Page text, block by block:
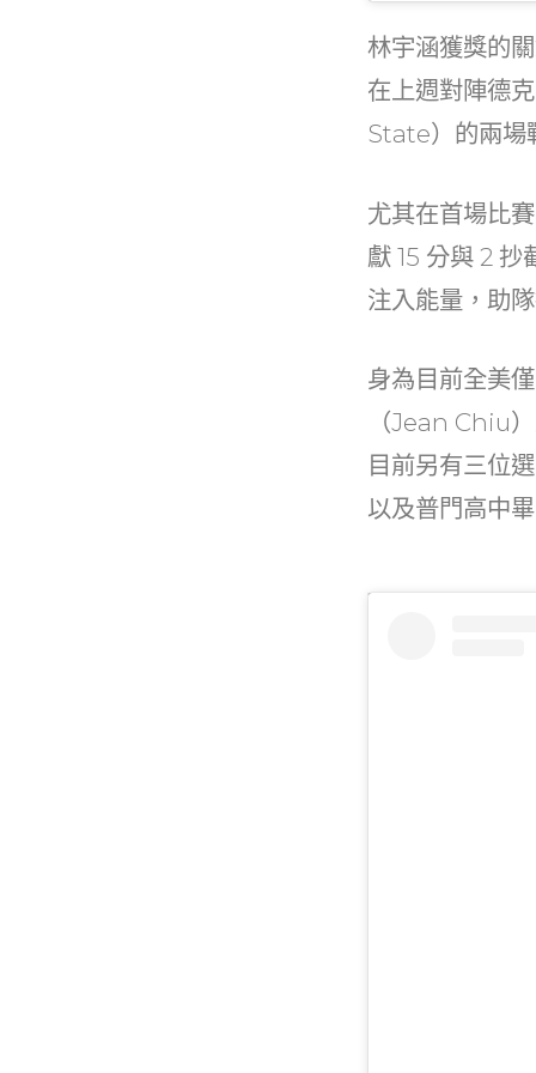
林宇涵獲獎的
在上週對陣德
State）的兩場
尤其在首場比
獻 15 分與 2
注入能量，助
身為目前全美
（Jean Chiu
目前另有三位
以及普門高中